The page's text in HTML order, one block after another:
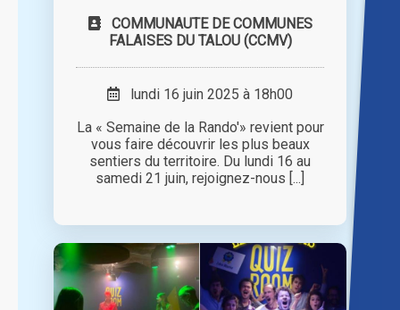
COMMUNAUTE DE COMMUNES
FALAISES DU TALOU (CCMV)
lundi 16 juin 2025 à 18h00
La « Semaine de la Rando'» revient pour
vous faire découvrir les plus beaux
sentiers du territoire. Du lundi 16 au
samedi 21 juin, rejoignez-nous [...]